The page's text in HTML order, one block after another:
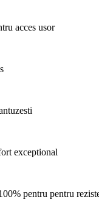
acces usor
exceptional
pentru pentru